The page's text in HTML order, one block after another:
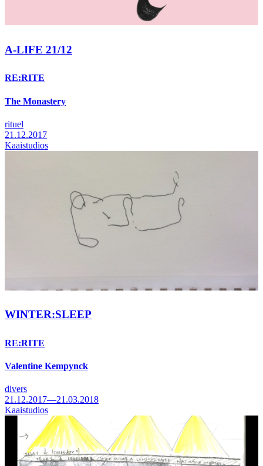
A-LIFE 21/12
RE:RITE
The Monastery
rituel
21.12.2017
Kaaistudios
WINTER:SLEEP
RE:RITE
Valentine Kempynck
divers
21.12.2017—21.03.2018
Kaaistudios